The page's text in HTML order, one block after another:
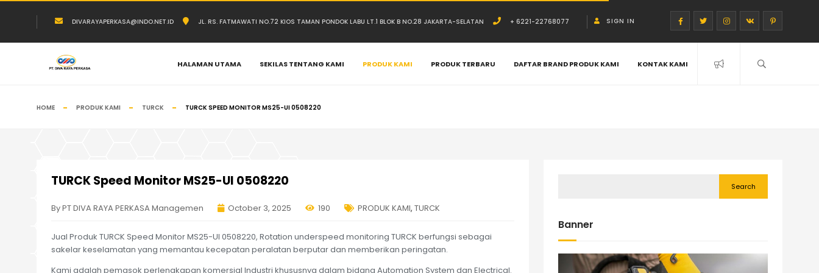
DIVARAYAPERKASA@INDO.NET.ID JL. RS. FATMAWATI NO.72 KIOS TAMAN PONDOK LABU LT.1 BLOK B NO.28 JAKARTA-SELATAN + 6221-22768077 SIGN IN
HALAMAN UTAMA SEKILAS TENTANG KAMI PRODUK KAMI PRODUK TERBARU DAFTAR BRAND PRODUK KAMI KONTAK KAMI
HOME PRODUK KAMI TURCK TURCK SPEED MONITOR MS25-UI 0508220
TURCK Speed Monitor MS25-UI 0508220
By PT DIVA RAYA PERKASA Managemen October 3, 2025 190 PRODUK KAMI, TURCK
Jual Produk TURCK Speed Monitor MS25-UI 0508220, Rotation underspeed monitoring TURCK berfungsi sebagai
sakelar keselamatan yang memantau kecepatan peralatan berputar dan memberikan peringatan.
Kami adalah pemasok perlengkapan komersial Industri khususnya dalam bidang Automation System dan Electrical.
Search
Banner